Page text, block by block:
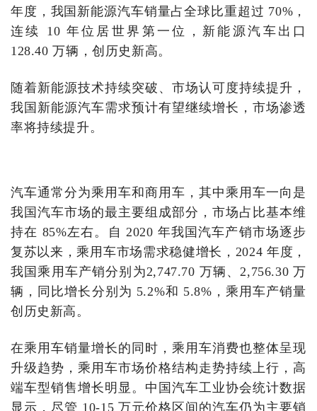
年度，我国新能源汽车销量占全球比重超过 70%，
连续 10 年位居世界第一位，新能源汽车出口
128.40 万辆，创历史新高。
随着新能源技术持续突破、市场认可度持续提升，
我国新能源汽车需求预计有望继续增长，市场渗透
率将持续提升。
汽车通常分为乘用车和商用车，其中乘用车一向是
我国汽车市场的最主要组成部分，市场占比基本维
持在 85%左右。自 2020 年我国汽车产销市场逐步
复苏以来，乘用车市场需求稳健增长，2024 年度，
我国乘用车产销分别为2,747.70 万辆、2,756.30 万
辆，同比增长分别为 5.2%和 5.8%，乘用车产销量
创历史新高。
在乘用车销量增长的同时，乘用车消费也整体呈现
升级趋势，乘用车市场价格结构走势持续上行，高
端车型销售增长明显。中国汽车工业协会统计数据
显示，尽管 10-15 万元价格区间的汽车仍为主要销